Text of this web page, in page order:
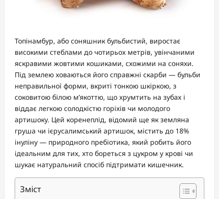
Топінамбур, або соняшник бульбистий, виростає
високими стеблами до чотирьох метрів, увінчаними
яскравими жовтими кошиками, схожими на соняхи.
Під землею ховаються його справжні скарби — бульби
неправильної форми, вкриті тонкою шкіркою, з
соковитою білою м’якоттю, що хрумтить на зубах і
віддає легкою солодкістю горіхів чи молодого
артишоку. Цей коренеплід, відомий ще як земляна
груша чи ієрусалимський артишок, містить до 18%
інуліну — природного пребіотика, який робить його
ідеальним для тих, хто бореться з цукром у крові чи
шукає натуральний спосіб підтримати кишечник.
Зміст